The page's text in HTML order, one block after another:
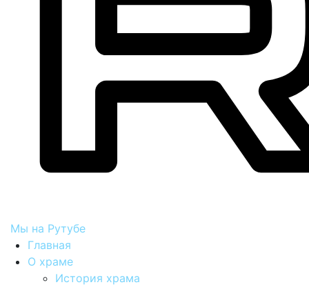
Мы на Рутубе
Главная
О храме
История храма